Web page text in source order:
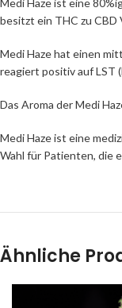
besitzt ein THC zu CBD
Medi Haze hat einen
reagiert positiv auf LST
Das Aroma der Medi
Medi Haze ist eine
Wahl für Patienten, die
Ähnliche